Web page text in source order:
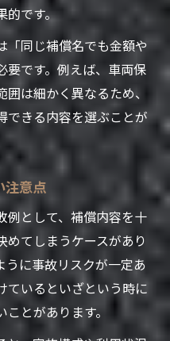
的です。
「同じ補償名でも金額や
要です。例えば、車両保
は細かく異なるため、
できる内容を選ぶことが
注意点
例として、補償内容を十
てしまうケースがあり
うに事故リスクが一定あ
ているといざという時に
とがあります。